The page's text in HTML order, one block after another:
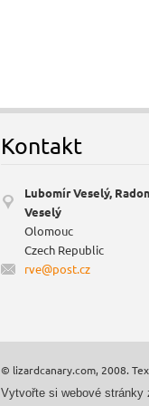
Kontakt
Lubomír Veselý,
Veselý
Olomouc
Czech Republic
rve@post.cz
© lizardcanary.com, 2008.
Vytvořte si webové stránky